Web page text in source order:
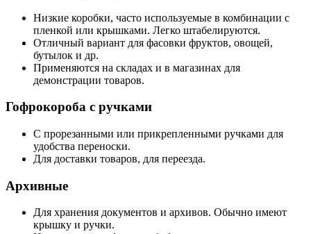
Низкие коробки, часто используемые в комбинации с
пленкой или крышками. Легко штабелируются.
Отличный вариант для фасовки фруктов, овощей,
бутылок и др.
Применяются на складах и в магазинах для
демонстрации товаров.
Гофрокороба с ручками
С прорезанными или прикрепленными ручками для
удобства переноски.
Для доставки товаров, для переезда.
Архивные
Для хранения документов и архивов. Обычно имеют
крышку и ручки.